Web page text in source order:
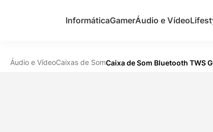
InformáticaGamerÁudio e Vídeo
Áudio e VídeoCaixas de SomCaixa de Som Bluetooth TWS